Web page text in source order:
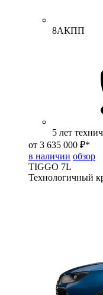
8АКПП
5 лет
от 3 635 000 ₽*
в наличии обзор
TIGGO 7L
Технологичный